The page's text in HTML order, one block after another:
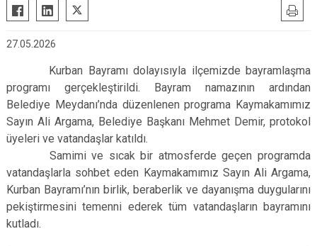
Datça
Marmaris
Menteşe
27.05.2026
Kurban Bayramı dolayısıyla ilçemizde bayramlaşma
programı gerçekleştirildi. Bayram namazının ardından
Belediye Meydanı’nda düzenlenen programa Kaymakamımız
Sayın Ali Argama, Belediye Başkanı Mehmet Demir, protokol
üyeleri ve vatandaşlar katıldı.
Samimi ve sıcak bir atmosferde geçen programda
vatandaşlarla sohbet eden Kaymakamımız Sayın Ali Argama,
Kurban Bayramı’nın birlik, beraberlik ve dayanışma duygularını
pekiştirmesini temenni ederek tüm vatandaşların bayramını
kutladı.